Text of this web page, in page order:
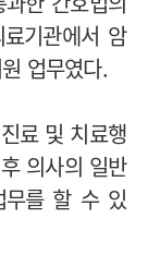
기관에서 암
업무였다.
료 및 치료행
의사의 일반
무를 할 수 있